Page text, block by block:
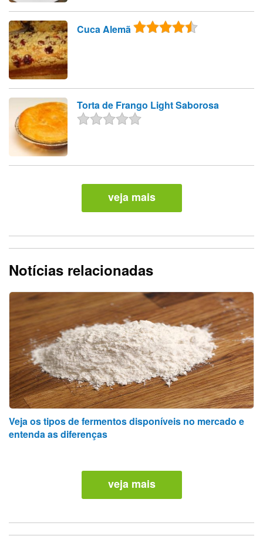
Cuca Alemã
Torta de Frango Light Saborosa
veja mais
Notícias relacionadas
Veja os tipos de fermentos disponíveis no mercado e
entenda as diferenças
veja mais